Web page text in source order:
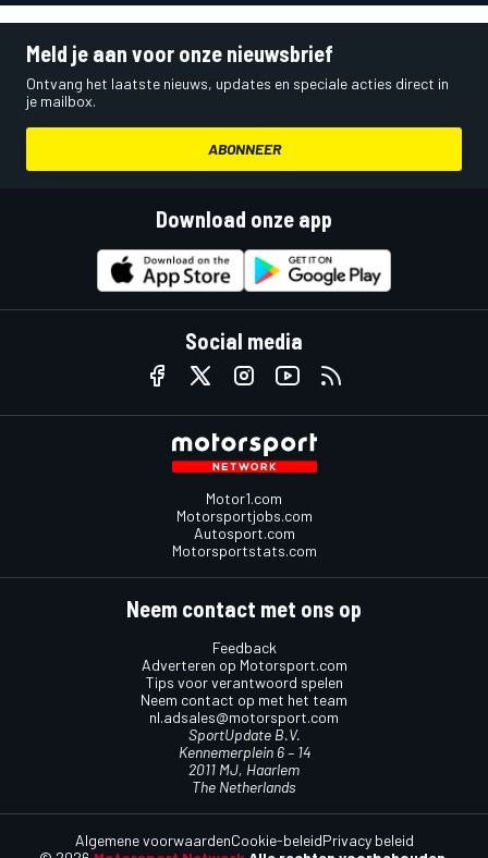
Meld je aan voor onze nieuwsbrief
Ontvang het laatste nieuws, updates en speciale acties direct in
je mailbox.
ABONNEER
Download onze app
Social media
Motor1.com
Motorsportjobs.com
Autosport.com
Motorsportstats.com
Neem contact met ons op
Feedback
Adverteren op Motorsport.com
Tips voor verantwoord spelen
Neem contact op met het team
nl.adsales@motorsport.com
SportUpdate B.V.
Kennemerplein 6 – 14
2011 MJ, Haarlem
The Netherlands
Algemene voorwaardenCookie-beleidPrivacy beleid